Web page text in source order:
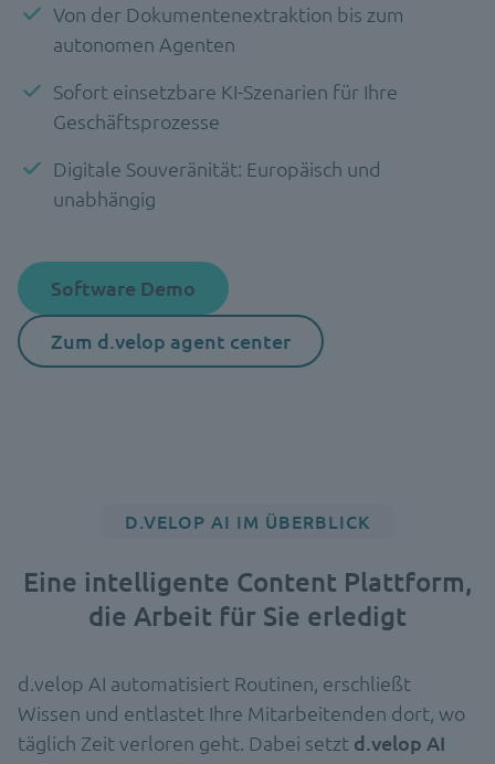
Von der Dokumentenextraktion bis zum
autonomen Agenten
Sofort einsetzbare KI-Szenarien für Ihre
Geschäftsprozesse
Digitale Souveränität: Europäisch und
unabhängig
Software Demo
Zum d.velop agent center
D.VELOP AI IM ÜBERBLICK
Eine intelligente Content Plattform,
die Arbeit für Sie erledigt
d.velop AI automatisiert Routinen, erschließt
Wissen und entlastet Ihre Mitarbeitenden dort, wo
täglich Zeit verloren geht. Dabei setzt d.velop AI